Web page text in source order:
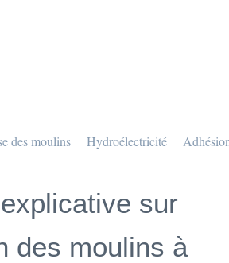
des moulins Hydroélectricité
sur
des moulins à